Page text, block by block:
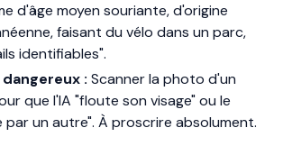
d'âge moyen souriante, d'origine
faisant du vélo dans un parc,
identifiables".
: Scanner la photo d'un
que l'IA "floute son visage" ou le
par un autre". À proscrire absolument.